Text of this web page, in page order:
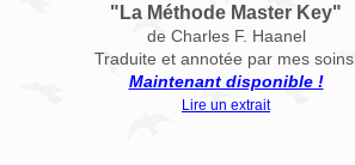
"La Méthode Master Key"
de Charles F. Haanel
Traduite et annotée par mes soins.
Maintenant disponible !
Lire un extrait